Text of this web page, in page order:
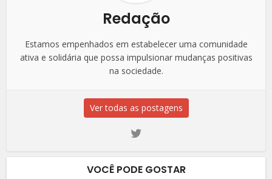
Redação
Estamos empenhados em estabelecer uma comunidade
ativa e solidária que possa impulsionar mudanças positivas
na sociedade.
Ver todas as postagens
VOCÊ PODE GOSTAR